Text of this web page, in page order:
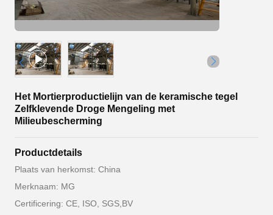
Het Mortierproductielijn van de keramische tegel
Zelfklevende Droge Mengeling met
Milieubescherming
Productdetails
Plaats van herkomst: China
Merknaam: MG
Certificering: CE, ISO, SGS,BV